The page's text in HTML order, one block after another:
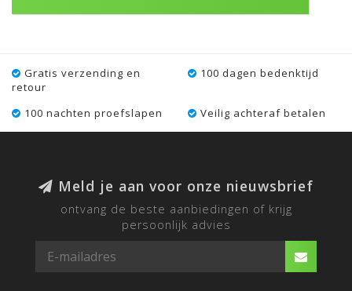
Gratis verzending en
retour
100 dagen bedenktijd
100 nachten proefslapen Veilig achteraf betalen
Meld je aan voor onze nieuwsbrief
ontvang de beste aanbiedingen of krijg
persoonlijk advies